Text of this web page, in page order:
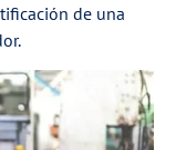
de una